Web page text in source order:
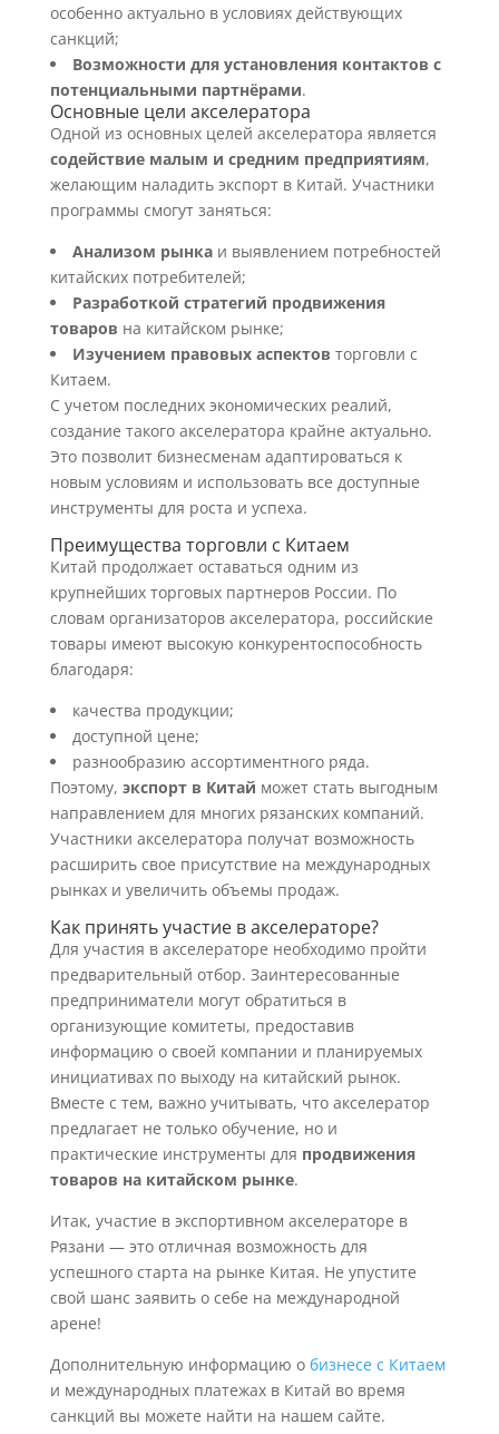
особенно актуально в условиях действующих
санкций;
Возможности для установления контактов с
потенциальными партнёрами.
Основные цели акселератора
Одной из основных целей акселератора является
содействие малым и средним предприятиям,
желающим наладить экспорт в Китай. Участники
программы смогут заняться:
Анализом рынкаи выявлением потребностей
китайских потребителей;
Разработкой стратегий продвижения
товаров на китайском рынке;
Изучением правовых аспектов торговли с
Китаем.
С учетом последних экономических реалий,
создание такого акселератора крайне актуально.
Это позволит бизнесменам адаптироваться к
новым условиям и использовать все доступные
инструменты для роста и успеха.
Преимущества торговли с Китаем
Китай продолжает оставаться одним из
крупнейших торговых партнеров России. По
словам организаторов акселератора, российские
товары имеют высокую конкурентоспособность
благодаря:
качества продукции;
доступной цене;
разнообразию ассортиментного ряда.
Поэтому, экспорт в Китай может стать выгодным
направлением для многих рязанских компаний.
Участники акселератора получат возможность
расширить свое присутствие на международных
рынках и увеличить объемы продаж.
Как принять участие в акселераторе?
Для участия в акселераторе необходимо пройти
предварительный отбор. Заинтересованные
предприниматели могут обратиться в
организующие комитеты, предоставив
информацию о своей компании и планируемых
инициативах по выходу на китайский рынок.
Вместе с тем, важно учитывать, что акселератор
предлагает не только обучение, но и
практические инструменты для продвижения
товаров на китайском рынке.
Итак, участие в экспортивном акселераторе в
Рязани — это отличная возможность для
успешного старта на рынке Китая. Не упустите
свой шанс заявить о себе на международной
арене!
Дополнительную информацию о бизнесе с Китаем
и международных платежах в Китай во время
санкций вы можете найти на нашем сайте.